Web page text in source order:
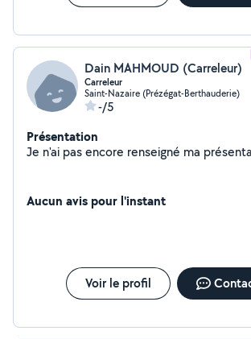
Dain MAHMOUD (Carreleur)
Carreleur
Saint-Nazaire (Prézégat-Berthauderie)
-/5
Présentation
Je n'ai pas encore
Aucun avis pour l'instant
Voir le profil